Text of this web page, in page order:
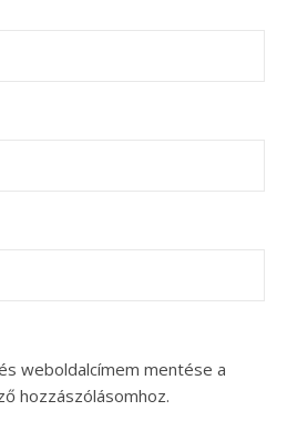
weboldalcímem mentése a
hozzászólásomhoz.